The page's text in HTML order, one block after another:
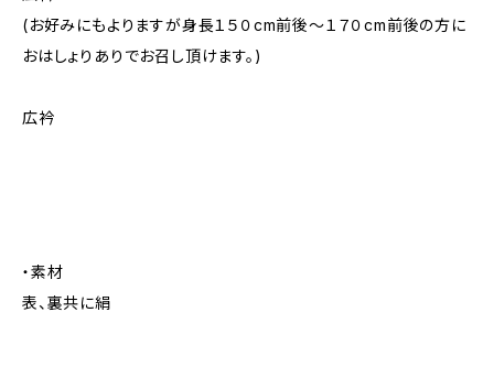
(お好みにもよりますが身長１５０cm前後～１７０cm前後の方に
おはしょりありでお召し頂けます。)
広衿
・素材
表、裏共に絹